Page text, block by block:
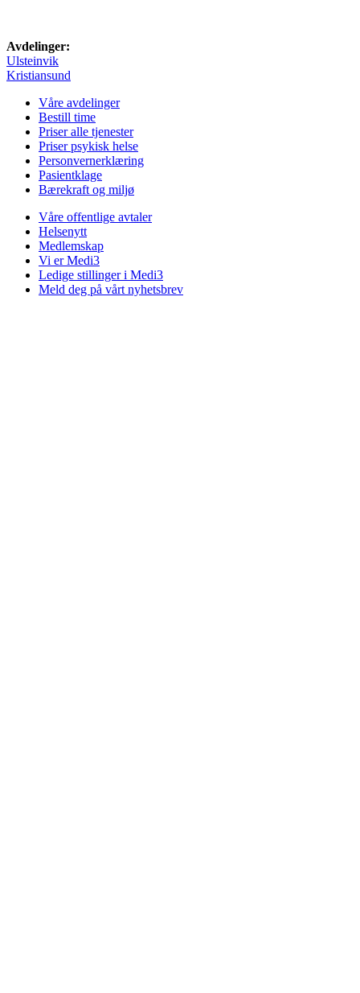
Avdelinger:
Ulsteinvik
Kristiansund
Våre avdelinger
Bestill time
Priser alle tjenester
Priser psykisk helse
Personvernerklæring
Pasientklage
Bærekraft og miljø
Våre offentlige avtaler
Helsenytt
Medlemskap
Vi er Medi3
Ledige stillinger i Medi3
Meld deg på vårt nyhetsbrev